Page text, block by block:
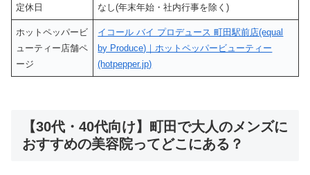
定休日 なし(年末年始・社内行事を除く)
ホットペッパービ
ューティー店舗ペ
ージ
イコール バイ プロデュース 町田駅前店(equal
by Produce)｜ホットペッパービューティー
(hotpepper.jp)
【30代・40代向け】町田で大人のメンズに
おすすめの美容院ってどこにある？